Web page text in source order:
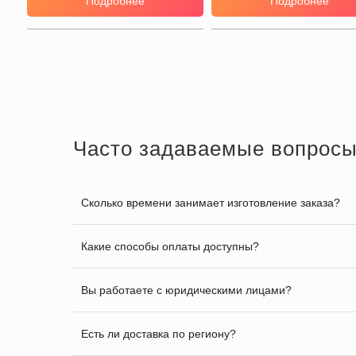
Часто задаваемые вопросы
Сколько времени занимает изготовление заказа?
Какие способы оплаты доступны?
Вы работаете с юридическими лицами?
Есть ли доставка по региону?